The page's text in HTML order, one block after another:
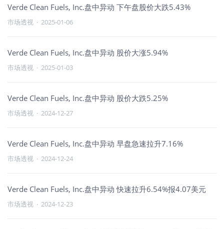
Verde Clean Fuels, Inc.盘中异动 下午盘股价大跌5.43%
市场透视 · 2025-01-06
Verde Clean Fuels, Inc.盘中异动 股价大涨5.94%
市场透视 · 2025-01-03
Verde Clean Fuels, Inc.盘中异动 股价大跌5.25%
市场透视 · 2024-12-27
Verde Clean Fuels, Inc.盘中异动 早盘急速拉升7.16%
市场透视 · 2024-12-24
Verde Clean Fuels, Inc.盘中异动 快速拉升6.54%报4.07美元
市场透视 · 2024-12-23